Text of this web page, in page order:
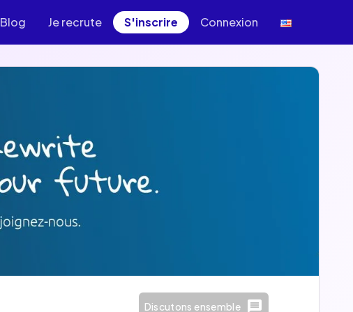
Blog Je recrute S'inscrire Connexion
Discutons ensemble